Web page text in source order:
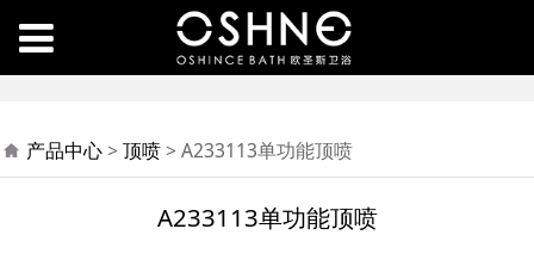
A233113单功能顶喷
产品中心> 顶喷> A233113单功能顶喷
A233113单功能顶喷